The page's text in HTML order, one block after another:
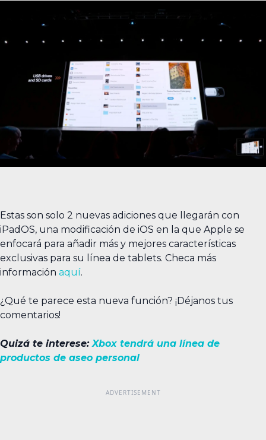
Estas son solo 2 nuevas adiciones que llegarán con
iPadOS, una modificación de iOS en la que Apple se
enfocará para añadir más y mejores características
exclusivas para su línea de tablets. Checa más
información aquí.
¿Qué te parece esta nueva función? ¡Déjanos tus
comentarios!
Quizá te interese:Xbox tendrá una línea de
productos de aseo personal